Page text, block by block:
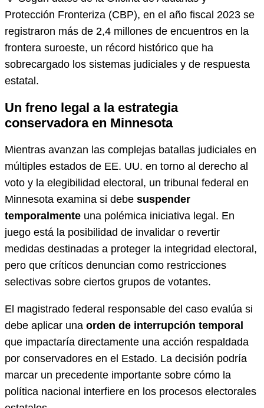
Protección Fronteriza (CBP), en el año fiscal 2023 se
registraron más de 2,4 millones de encuentros en la
frontera suroeste, un récord histórico que ha
sobrecargado los sistemas judiciales y de respuesta
estatal.
Un freno legal a la estrategia
conservadora en Minnesota
Mientras avanzan las complejas batallas judiciales en
múltiples estados de EE. UU. en torno al derecho al
voto y la elegibilidad electoral, un tribunal federal en
Minnesota examina si debe suspender
temporalmente una polémica iniciativa legal. En
juego está la posibilidad de invalidar o revertir
medidas destinadas a proteger la integridad electoral,
pero que críticos denuncian como restricciones
selectivas sobre ciertos grupos de votantes.
El magistrado federal responsable del caso evalúa si
debe aplicar una orden de interrupción temporal
que impactaría directamente una acción respaldada
por conservadores en el Estado. La decisión podría
marcar un precedente importante sobre cómo la
política nacional interfiere en los procesos electorales